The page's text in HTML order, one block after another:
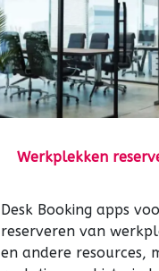
Werkplekken
Desk Booking apps
reserveren van
en andere resources,